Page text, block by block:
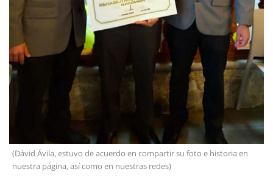
(Dávid Ávila, estuvo de acuerdo en compartir su foto e historia en
nuestra página, así como en nuestras redes)